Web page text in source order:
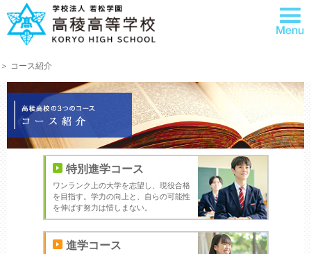
＞ コース紹介
特別進学コース
ワンランク上の大学を志望し、現役合格
を目指す。学力の向上と、自らの可能性
を伸ばす努力は惜しまない。
進学コース